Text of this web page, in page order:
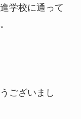
学校に通って
ございまし